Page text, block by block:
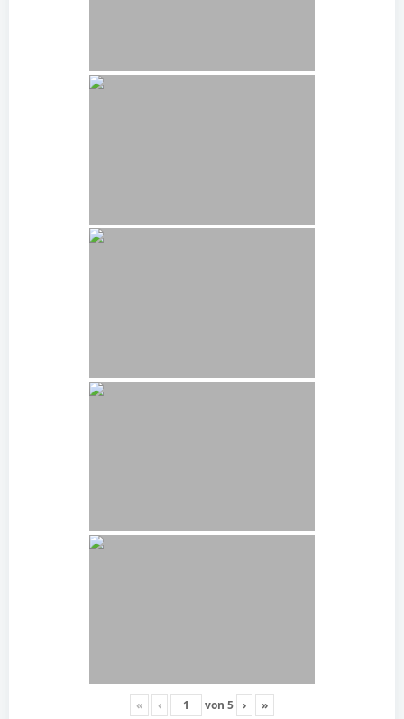
« ‹ von 5 › »